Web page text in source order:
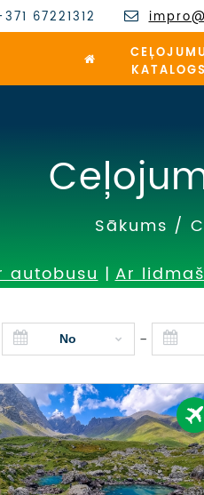
67221312
KATALOGS
Sākums /
autobusu| Ar
-